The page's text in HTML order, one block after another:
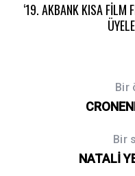
‘19. AKBANK KISA FİLM
Bir
Bir
NATALİ